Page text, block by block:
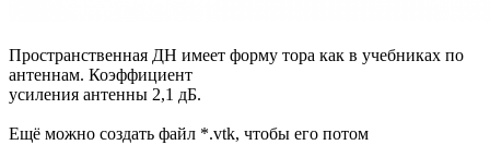
Пространственная ДН имеет форму тора как в учебниках по
антеннам. Коэффициент
усиления антенны 2,1 дБ.
Ещё можно создать файл *.vtk, чтобы его потом